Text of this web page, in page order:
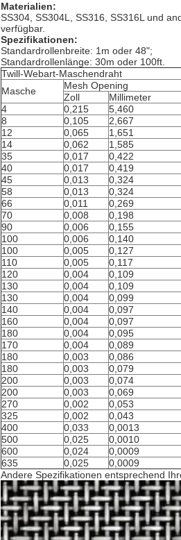
Materialien:
SS304, SS304L, SS316, SS316L und
verfügbar.
Spezifikationen:
Standardrollenbreite: 1m oder 48";
Standardrollenlänge: 30m oder 100ft.
Twill-Webart-Maschendraht
Masche
Mesh Opening
Zoll
Millimeter
4
0,215 5,460
8
0,105 2,667
12
0,065 1,651
14
0,062 1,585
35
0,017 0,422
40
0,017 0,419
45
0,013 0,324
58
0,013 0,324
66
0,011 0,269
70
0,008 0,198
90
0,006 0,155
100
0,006 0,140
100
0,005 0,127
110
0,005 0,117
120
0,004 0,109
130
0,004 0,109
130
0,004 0,099
140
0,004 0,097
160
0,004 0,097
180
0,004 0,095
170
0,004 0,089
180
0,003 0,086
180
0,003 0,079
200
0,003 0,074
200
0,003 0,069
270
0,002 0,053
325
0,002 0,043
400
0,033 0,0013
500
0,025 0,0010
600
0,024 0,0009
635
0,025 0,0009
Andere Spezifikationen entsprechend